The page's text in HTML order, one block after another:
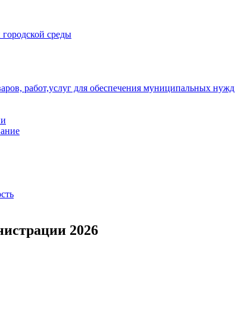
среды
работ,услуг для обеспечения муниципальных нужд
2026